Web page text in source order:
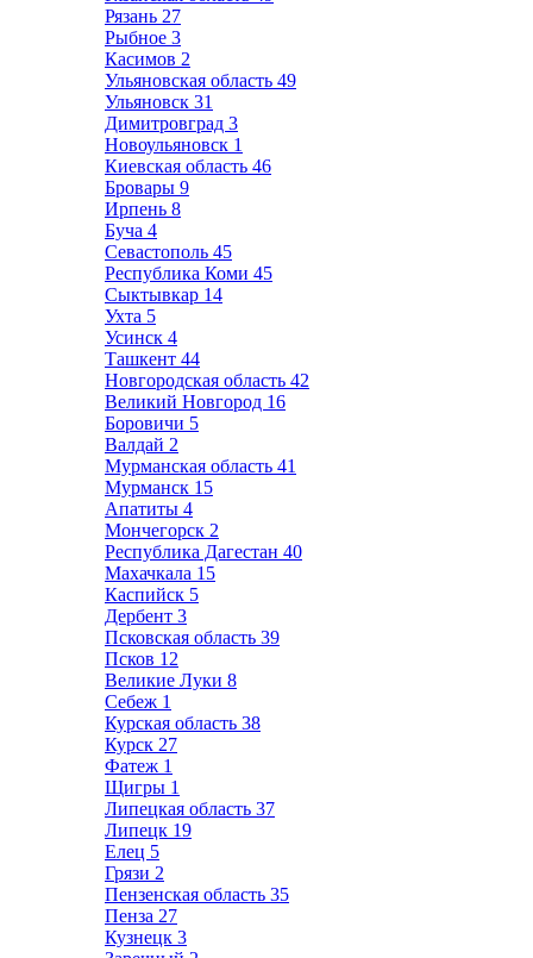
Рязань 27
Рыбное 3
Касимов 2
Ульяновская область 49
Ульяновск 31
Димитровград 3
Новоульяновск 1
Киевская область 46
Бровары 9
Ирпень 8
Буча 4
Севастополь 45
Республика Коми 45
Сыктывкар 14
Ухта 5
Усинск 4
Ташкент 44
Новгородская область 42
Великий Новгород 16
Боровичи 5
Валдай 2
Мурманская область 41
Мурманск 15
Апатиты 4
Мончегорск 2
Республика Дагестан 40
Махачкала 15
Каспийск 5
Дербент 3
Псковская область 39
Псков 12
Великие Луки 8
Себеж 1
Курская область 38
Курск 27
Фатеж 1
Щигры 1
Липецкая область 37
Липецк 19
Елец 5
Грязи 2
Пензенская область 35
Пенза 27
Кузнецк 3